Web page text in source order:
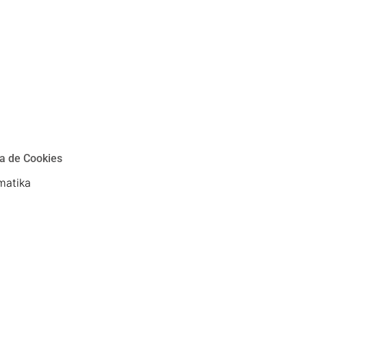
de Cookies